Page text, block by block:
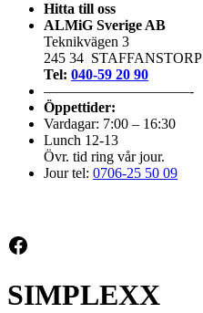
Hitta till oss
ALMiG Sverige AB
Teknikvägen 3
245 34 STAFFANSTORP
Tel: 040-59 20 90
——————————-
Öppettider:
Vardagar: 7:00 – 16:30
Lunch 12-13
Övr. tid ring vår jour.
Jour tel: 0706-25 50 09
Facebook
SIMPLEXX